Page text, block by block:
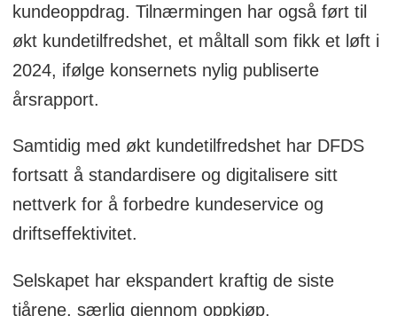
kundeoppdrag. Tilnærmingen har også ført til
økt kundetilfredshet, et måltall som fikk et løft i
2024, ifølge konsernets nylig publiserte
årsrapport.
Samtidig med økt kundetilfredshet har DFDS
fortsatt å standardisere og digitalisere sitt
nettverk for å forbedre kundeservice og
driftseffektivitet.
Selskapet har ekspandert kraftig de siste
tiårene, særlig gjennom oppkjøp.